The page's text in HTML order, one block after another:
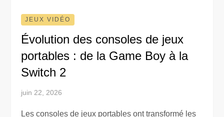
JEUX VIDÉO
Évolution des consoles de jeux
portables : de la Game Boy à la
Switch 2
juin 22, 2026
Les consoles de jeux portables ont transformé les